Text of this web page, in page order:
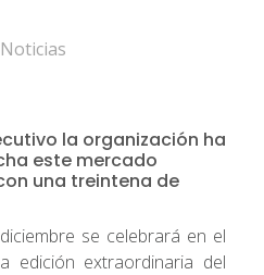
Noticias
la organización ha
este mercado
una treintena de
se celebrará en el
edición extraordinaria del